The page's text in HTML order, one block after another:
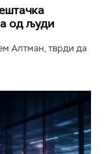
од људи
Алтман, тврди да